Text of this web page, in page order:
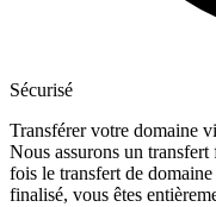
Sécurisé
Transférer votre domaine
Nous assurons un
fois le transfert de
finalisé, vous êtes